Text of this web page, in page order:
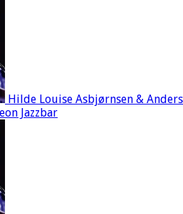
Hilde Louise Asbjørnsen &
Jazzbar